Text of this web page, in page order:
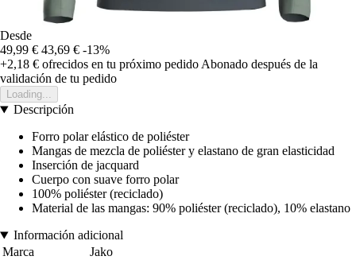
Desde
49,99 € 43,69 € -13%
+2,18 € ofrecidos en tu próximo pedido Abonado después de la
validación de tu pedido
Loading...
Descripción
Forro polar elástico de poliéster
Mangas de mezcla de poliéster y elastano de gran elasticidad
Inserción de jacquard
Cuerpo con suave forro polar
100% poliéster (reciclado)
Material de las mangas: 90% poliéster (reciclado), 10% elastano
Información adicional
Marca
Jako